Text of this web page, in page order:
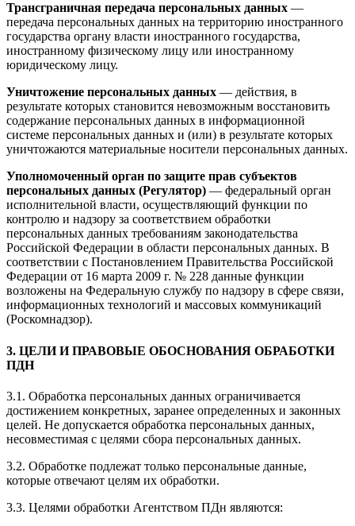
Трансграничная передача персональных данных —
передача персональных данных на территорию иностранного
государства органу власти иностранного государства,
иностранному физическому лицу или иностранному
юридическому лицу.
Уничтожение персональных данных — действия, в
результате которых становится невозможным восстановить
содержание персональных данных в информационной
системе персональных данных и (или) в результате которых
уничтожаются материальные носители персональных данных.
Уполномоченный орган по защите прав субъектов
персональных данных (Регулятор) — федеральный орган
исполнительной власти, осуществляющий функции по
контролю и надзору за соответствием обработки
персональных данных требованиям законодательства
Российской Федерации в области персональных данных. В
соответствии с Постановлением Правительства Российской
Федерации от 16 марта 2009 г. № 228 данные функции
возложены на Федеральную службу по надзору в сфере связи,
информационных технологий и массовых коммуникаций
(Роскомнадзор).
3. ЦЕЛИ И ПРАВОВЫЕ ОБОСНОВАНИЯ ОБРАБОТКИ
ПДН
3.1. Обработка персональных данных ограничивается
достижением конкретных, заранее определенных и законных
целей. Не допускается обработка персональных данных,
несовместимая с целями сбора персональных данных.
3.2. Обработке подлежат только персональные данные,
которые отвечают целям их обработки.
3.3. Целями обработки Агентством ПДн являются: